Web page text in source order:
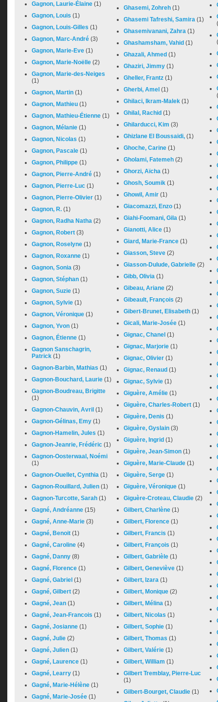
Gagnon, Laurie-Élaine (1)
Gagnon, Louis (1)
Gagnon, Louis-Gilles (1)
Gagnon, Marc-André (3)
Gagnon, Marie-Eve (1)
Gagnon, Marie-Noëlle (2)
Gagnon, Marie-des-Neiges
(1)
Gagnon, Martin (1)
Gagnon, Mathieu (1)
Gagnon, Mathieu-Étienne (1)
Gagnon, Mélanie (1)
Gagnon, Nicolas (1)
Gagnon, Pascale (1)
Gagnon, Philippe (1)
Gagnon, Pierre-André (1)
Gagnon, Pierre-Luc (1)
Gagnon, Pierre-Olivier (1)
Gagnon, R. (1)
Gagnon, Radha Natha (2)
Gagnon, Robert (3)
Gagnon, Roselyne (1)
Gagnon, Roxanne (1)
Gagnon, Sonia (3)
Gagnon, Stéphan (1)
Gagnon, Suzie (1)
Gagnon, Sylvie (1)
Gagnon, Véronique (1)
Gagnon, Yvon (1)
Gagnon, Étienne (1)
Gagnon Sanschagrin,
Patrick (1)
Gagnon-Barbin, Mathias (1)
Gagnon-Bouchard, Laurie (1)
Gagnon-Boudreau, Brigitte
(1)
Gagnon-Chauvin, Avril (1)
Gagnon-Gélinas, Emy (1)
Gagnon-Hamelin, Jules (1)
Gagnon-Jeanrie, Frédéric (1)
Gagnon-Oosterwaal, Noémi
(1)
Gagnon-Ouellet, Cynthia (1)
Gagnon-Rouillard, Julien (1)
Gagnon-Turcotte, Sarah (1)
Gagné, Andréanne (15)
Gagné, Anne-Marie (3)
Gagné, Benoit (1)
Gagné, Caroline (4)
Gagné, Danny (8)
Gagné, Florence (1)
Gagné, Gabriel (1)
Gagné, Gilbert (2)
Gagné, Jean (1)
Gagné, Jean-Francois (1)
Gagné, Josianne (1)
Gagné, Julie (2)
Gagné, Julien (1)
Gagné, Laurence (1)
Gagné, Learry (1)
Gagné, Marie-Hélène (1)
Gagné, Marie-Josée (1)
Ghasemi, Zohreh (1)
Ghasemi Tafreshi, Samira (1)
Ghasemivanani, Zahra (1)
Ghashamsham, Vahid (1)
Ghazali, Ahmed (1)
Ghaziri, Jimmy (1)
Gheller, Frantz (1)
Gherbi, Amel (1)
Ghilaci, Ikram-Malek (1)
Ghilal, Rachid (1)
Ghilarducci, Kim (3)
Ghizlane El Boussaidi, (1)
Ghoche, Carine (1)
Gholami, Fatemeh (2)
Ghorzi, Aïcha (1)
Ghosh, Soumik (1)
Ghowil, Amir (1)
Giacomazzi, Enzo (1)
Giahi-Foomani, Gila (1)
Gianotti, Alice (1)
Giard, Marie-France (1)
Giasson, Steve (2)
Giasson-Dulude, Gabrielle (2)
Gibb, Olivia (1)
Gibeau, Ariane (2)
Gibeault, François (2)
Gibert-Brunet, Elisabeth (1)
Gicali, Marie-Josée (1)
Gignac, Chanel (1)
Gignac, Marjorie (1)
Gignac, Olivier (1)
Gignac, Renaud (1)
Gignac, Sylvie (1)
Giguère, Amélie (1)
Giguère, Charles-Robert (1)
Giguère, Denis (1)
Giguère, Gyslain (3)
Giguère, Ingrid (1)
Giguère, Jean-Simon (1)
Giguère, Marie-Claude (1)
Giguère, Serge (1)
Giguère, Véronique (1)
Giguère-Croteau, Claudie (2)
Gilbert, Charlène (1)
Gilbert, Florence (1)
Gilbert, Francis (1)
Gilbert, François (1)
Gilbert, Gabrièle (1)
Gilbert, Geneviève (1)
Gilbert, Izara (1)
Gilbert, Monique (2)
Gilbert, Mélina (1)
Gilbert, Nicolas (1)
Gilbert, Sophie (1)
Gilbert, Thomas (1)
Gilbert, Valérie (1)
Gilbert, William (1)
Gilbert Tremblay, Pierre-Luc
(1)
Gilbert-Bourget, Claudie (1)